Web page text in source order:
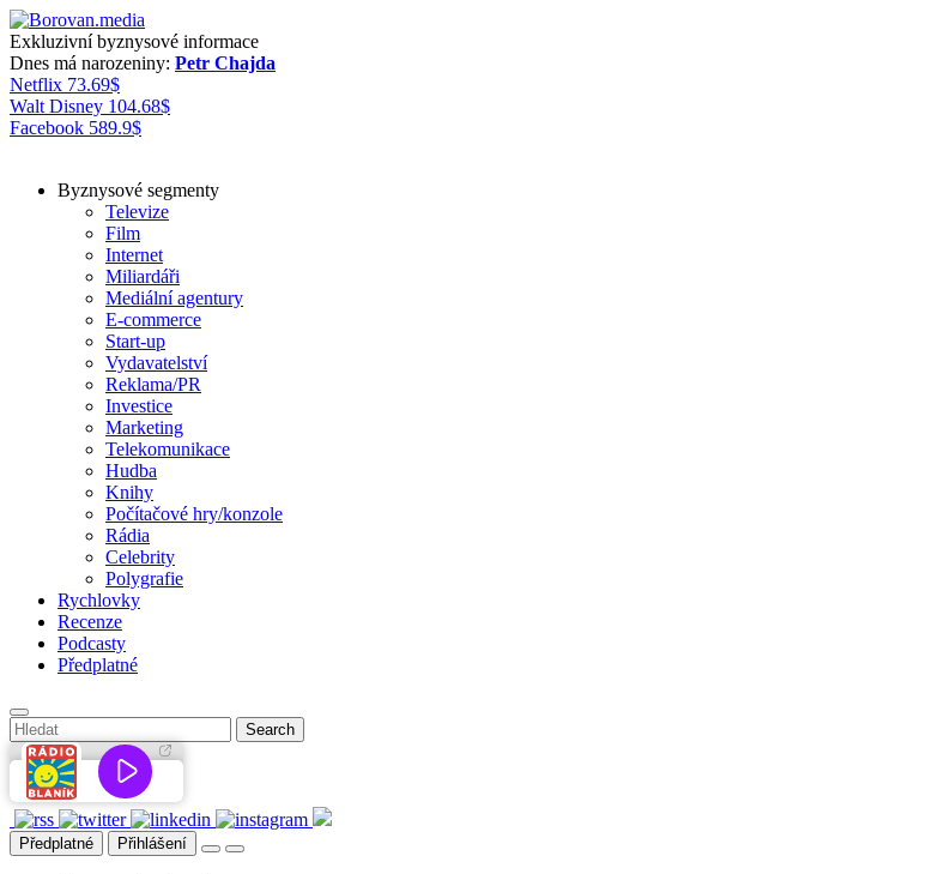
Exkluzivní byznysové informace
Dnes má narozeniny: Petr Chajda
Netflix 73.69$
Walt Disney 104.68$
Facebook 589.9$
Byznysové segmenty
Televize
Film
Internet
Miliardáři
Mediální agentury
E-commerce
Start-up
Vydavatelství
Reklama/PR
Investice
Marketing
Telekomunikace
Hudba
Knihy
Počítačové hry/konzole
Rádia
Celebrity
Polygrafie
Rychlovky
Recenze
Podcasty
Předplatné
Předplatné Přihlášení